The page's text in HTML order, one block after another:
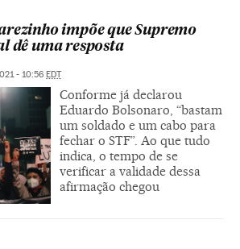
impõe que Supremo
dê uma resposta
- 10:56 EDT
Conforme já declarou
Eduardo Bolsonaro, “bastam
um soldado e um cabo para
fechar o STF”. Ao que tudo
indica, o tempo de se
verificar a validade dessa
afirmação chegou